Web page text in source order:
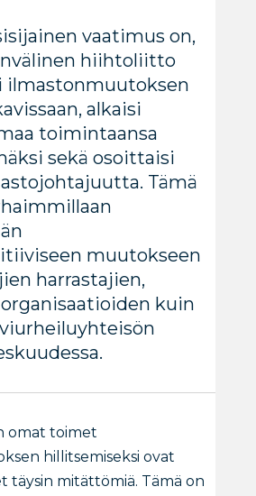
vaatimus on,
hiihtoliitto
ilmastonmuutoksen
alkaisi
toimintaansa
sekä osoittaisi
Tämä
muutokseen
harrastajien,
kuin
omat toimet
hillitsemiseksi ovat
täysin mitättömiä. Tämä on